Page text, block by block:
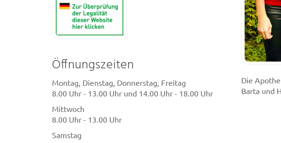
Öffnungszeiten
Montag, Dienstag, Donnerstag, Freitag
8.00 Uhr - 13.00 Uhr und 14.00 Uhr - 18.00 Uhr
Mittwoch
8.00 Uhr - 13.00 Uhr
Samstag
Die
Barta und